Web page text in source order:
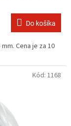
Do košíka
Cena je za 10
Kód: 1168